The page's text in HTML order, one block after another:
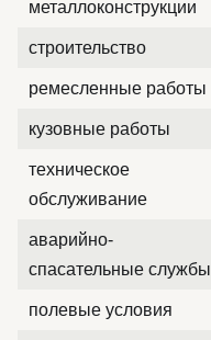
металлоконструкции
строительство
ремесленные работы
кузовные работы
техническое
обслуживание
аварийно-
спасательные службы
полевые условия